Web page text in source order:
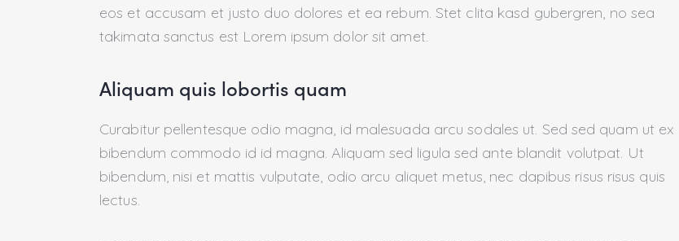
eos et accusam et justo duo dolores et ea rebum. Stet clita kasd gubergren, no sea
takimata sanctus est Lorem ipsum dolor sit amet.
Aliquam quis lobortis quam
Curabitur pellentesque odio magna, id malesuada arcu sodales ut. Sed sed quam ut ex
bibendum commodo id id magna. Aliquam sed ligula sed ante blandit volutpat. Ut
bibendum, nisi et mattis vulputate, odio arcu aliquet metus, nec dapibus risus risus quis
lectus.